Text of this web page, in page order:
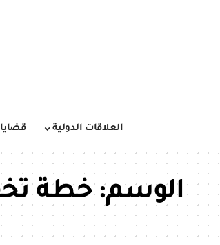
العلاقات الدولية قضايا
الوسم:خطة